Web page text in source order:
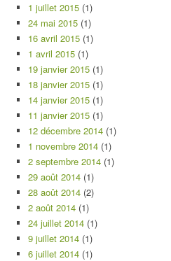
1 juillet 2015 (1)
24 mai 2015 (1)
16 avril 2015 (1)
1 avril 2015 (1)
19 janvier 2015 (1)
18 janvier 2015 (1)
14 janvier 2015 (1)
11 janvier 2015 (1)
12 décembre 2014 (1)
1 novembre 2014 (1)
2 septembre 2014 (1)
29 août 2014 (1)
28 août 2014 (2)
2 août 2014 (1)
24 juillet 2014 (1)
9 juillet 2014 (1)
6 juillet 2014 (1)